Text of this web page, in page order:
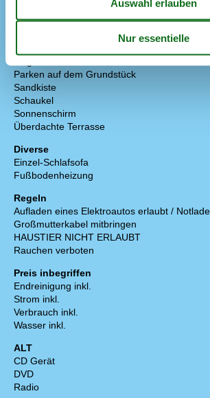
Draußen
Parken auf dem Grundstück
Sandkiste
Schaukel
Sonnenschirm
Überdachte Terrasse
Diverse
Einzel-Schlafsofa
Fußbodenheizung
Regeln
Aufladen eines Elektroautos erlaubt /
Großmutterkabel mitbringen
HAUSTIER NICHT ERLAUBT
Rauchen verboten
Preis inbegriffen
Endreinigung inkl.
Strom inkl.
Verbrauch inkl.
Wasser inkl.
ALT
CD Gerät
DVD
Radio